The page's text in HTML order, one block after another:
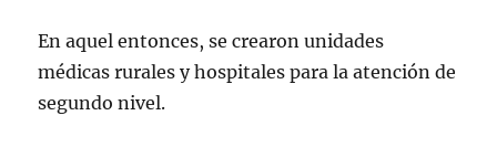
En aquel entonces, se crearon unidades
médicas rurales y hospitales para la atención de
segundo nivel.